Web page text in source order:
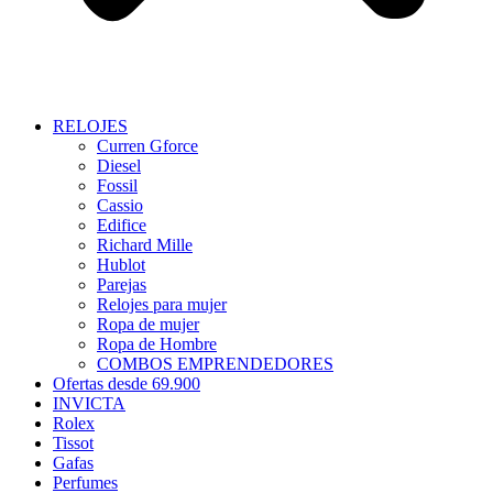
RELOJES
Curren Gforce
Diesel
Fossil
Cassio
Edifice
Richard Mille
Hublot
Parejas
Relojes para mujer
Ropa de mujer
Ropa de Hombre
COMBOS EMPRENDEDORES
Ofertas desde 69.900
INVICTA
Rolex
Tissot
Gafas
Perfumes